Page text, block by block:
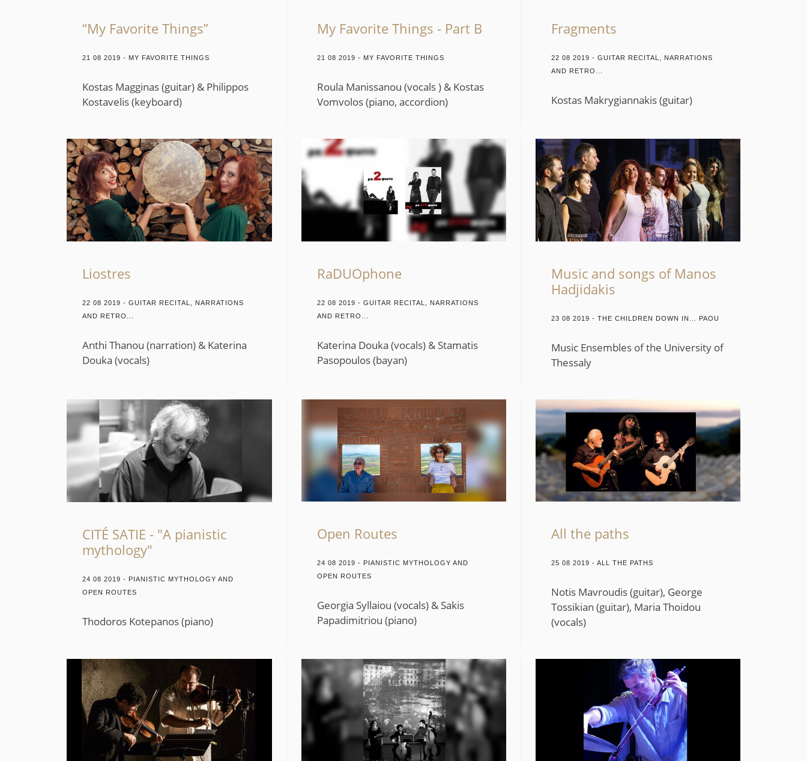
“My Favorite Things”
21 08 2019 - MY FAVORITE THINGS
Kostas Magginas (guitar) & Philippos
Kostavelis (keyboard)
My Favorite Things - Part B
21 08 2019 - MY FAVORITE THINGS
Roula Manissanou (vocals ) & Kostas
Vomvolos (piano, accordion)
Fragments
22 08 2019 - GUITAR RECITAL, NARRATIONS
AND RETRO...
Kostas Makrygiannakis (guitar)
Liostres
22 08 2019 - GUITAR RECITAL, NARRATIONS
AND RETRO...
Anthi Thanou (narration) & Katerina
Douka (vocals)
RaDUOphone
22 08 2019 - GUITAR RECITAL, NARRATIONS
AND RETRO...
Katerina Douka (vocals) & Stamatis
Pasopoulos (bayan)
Music and songs of Manos
Hadjidakis
23 08 2019 - THE CHILDREN DOWN IN... PAOU
Music Ensembles of the University of
Thessaly
CITÉ SATIE - "A pianistic
mythology"
24 08 2019 - PIANISTIC MYTHOLOGY AND
OPEN ROUTES
Thodoros Kotepanos (piano)
Open Routes
24 08 2019 - PIANISTIC MYTHOLOGY AND
OPEN ROUTES
Georgia Syllaiou (vocals) & Sakis
Papadimitriou (piano)
All the paths
25 08 2019 - ​ALL THE PATHS
Notis Mavroudis (guitar), George
Tossikian (guitar), Maria Thoidou
(vocals)